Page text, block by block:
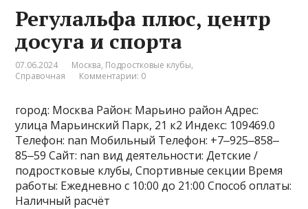
Регулальфа плюс, центр
досуга и спорта
07.06.2024 Москва, Подростковые клубы,
Справочная
Комментарии: 0
город: Москва Район: Марьино район Адрес:
улица Марьинский Парк, 21 к2 Индекс: 109469.0
Телефон: nan Мобильный Телефон: +7‒925‒858‒
85‒59 Сайт: nan вид деятельности: Детские /
подростковые клубы, Спортивные секции Время
работы: Ежедневно с 10:00 до 21:00 Способ оплаты:
Наличный расчёт